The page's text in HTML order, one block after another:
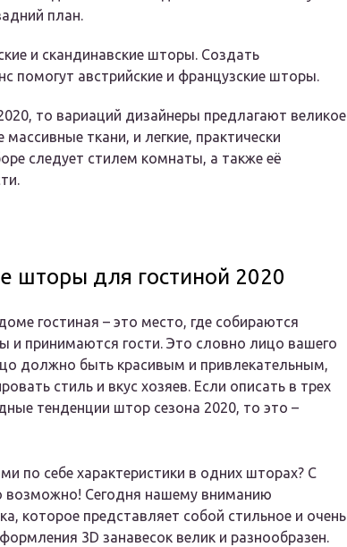
план.
и скандинавские шторы. Создать
помогут австрийские и французские шторы.
то вариаций дизайнеры предлагают великое
ткани, и легкие, практически
следует стилем комнаты, а также её
шторы для гостиной 2020
гостиная – это место, где собираются
и принимаются гости. Это словно лицо вашего
должно быть красивым и привлекательным,
стиль и вкус хозяев. Если описать в трех
тенденции штор сезона 2020, то это –
по себе характеристики в одних шторах? С
возможно! Сегодня нашему вниманию
которое представляет собой стильное и очень
3D занавесок велик и разнообразен.